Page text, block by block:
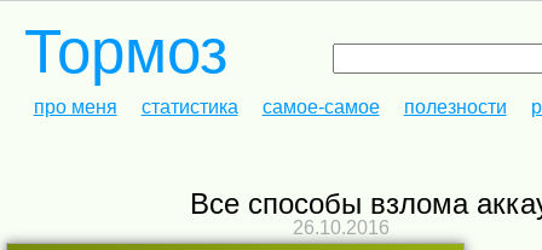
Тормоз
про меня статистика самое-самое полезности
Все способы взлома
26.10.2016